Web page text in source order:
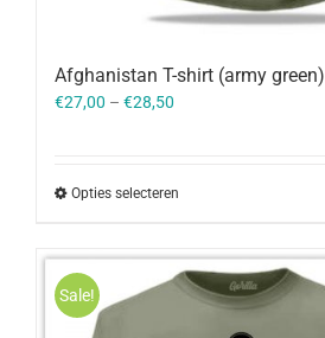
Afghanistan T-shirt (army green)
€27,00 – €28,50
Opties selecteren
Sale!